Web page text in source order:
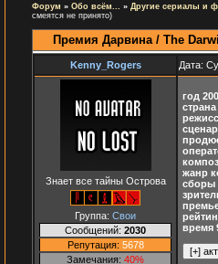
Форум » Обо всём... » Другие сериалы и
смеятся не принято)
Премия Дарвина / The
Kenny_Rogers Дата:
Знает все тайны Острова
Группа: Свои
Сообщений: 2030
Репутация: 5678
Замечания: 40%
год
жанр
сборы
время